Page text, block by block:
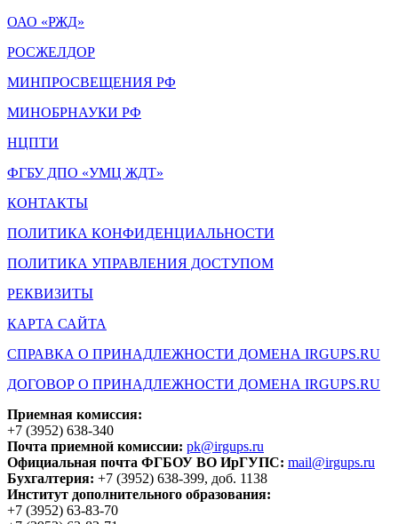
ОАО «РЖД»
РОСЖЕЛДОР
МИНПРОСВЕЩЕНИЯ РФ
МИНОБРНАУКИ РФ
НЦПТИ
ФГБУ ДПО «УМЦ ЖДТ»
КОНТАКТЫ
ПОЛИТИКА КОНФИДЕНЦИАЛЬНОСТИ
ПОЛИТИКА УПРАВЛЕНИЯ ДОСТУПОМ
РЕКВИЗИТЫ
КАРТА САЙТА
СПРАВКА О ПРИНАДЛЕЖНОСТИ ДОМЕНА IRGUPS.RU
ДОГОВОР О ПРИНАДЛЕЖНОСТИ ДОМЕНА IRGUPS.RU
Приемная комиссия:
+7 (3952) 638-340
Почта приемной комиссии: pk@irgups.ru
Официальная почта ФГБОУ ВО ИрГУПС: mail@irgups.ru
Бухгалтерия: +7 (3952) 638-399, доб. 1138
Институт дополнительного образования:
+7 (3952) 63-83-70